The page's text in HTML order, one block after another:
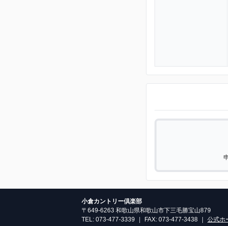
小倉カントリー倶楽部
〒649-6263 和歌山県和歌山市下三毛勝宝山879
TEL: 073-477-3339
FAX: 073-477-3438 公式ホ